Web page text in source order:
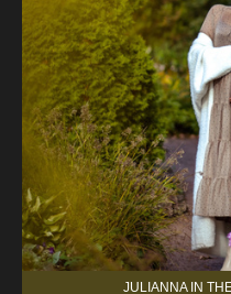
JULIANNA IN